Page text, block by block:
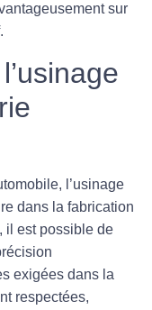
sur
l’usinage
dans la fabrication
il est possible de
exigées dans la
respectées,